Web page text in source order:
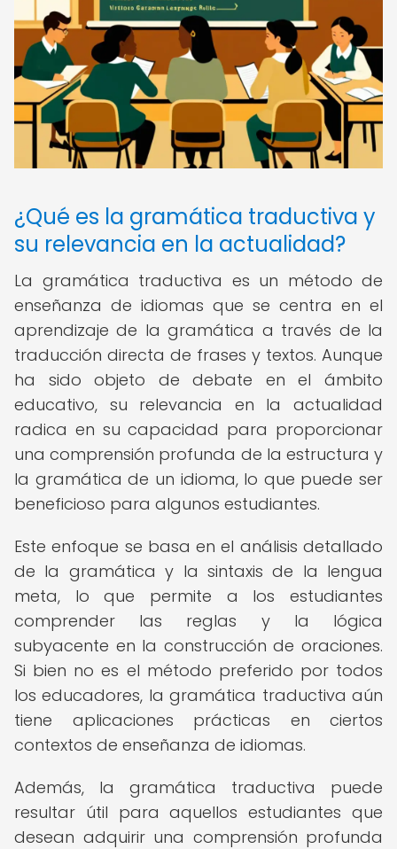
¿Qué es la gramática traductiva y
su relevancia en la actualidad?
La gramática traductiva es un método de
enseñanza de idiomas que se centra en el
aprendizaje de la gramática a través de la
traducción directa de frases y textos. Aunque
ha sido objeto de debate en el ámbito
educativo, su relevancia en la actualidad
radica en su capacidad para proporcionar
una comprensión profunda de la estructura y
la gramática de un idioma, lo que puede ser
beneficioso para algunos estudiantes.
Este enfoque se basa en el análisis detallado
de la gramática y la sintaxis de la lengua
meta, lo que permite a los estudiantes
comprender las reglas y la lógica
subyacente en la construcción de oraciones.
Si bien no es el método preferido por todos
los educadores, la gramática traductiva aún
tiene aplicaciones prácticas en ciertos
contextos de enseñanza de idiomas.
Además, la gramática traductiva puede
resultar útil para aquellos estudiantes que
desean adquirir una comprensión profunda